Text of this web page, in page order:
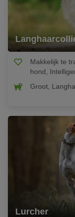
Makkelijk te
hond,
Groot,
Lurcher